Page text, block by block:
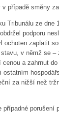
případě směny
Tribunálu ze
podporu
zaplatit
v němž se
cenou a zahrnut
ostatním
za nižší než
porušení